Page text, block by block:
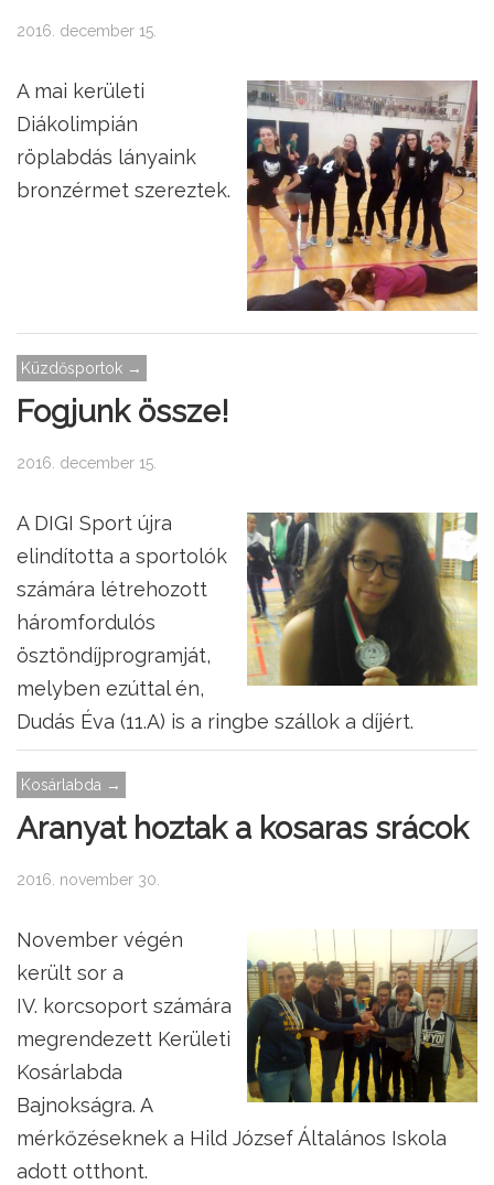
2016. december 15.
A mai kerületi
Diákolimpián
röplabdás lányaink
bronzérmet szereztek.
Küzdősportok →
Fogjunk össze!
2016. december 15.
A DIGI Sport újra
elindította a sportolók
számára létrehozott
háromfordulós
ösztöndíjprogramját,
melyben ezúttal én,
Dudás Éva (11.A) is a ringbe szállok a díjért.
Kosárlabda →
Aranyat hoztak a kosaras srácok
2016. november 30.
November végén
került sor a
IV. korcsoport számára
megrendezett Kerületi
Kosárlabda
Bajnokságra. A
mérkőzéseknek a Hild József Általános Iskola
adott otthont.